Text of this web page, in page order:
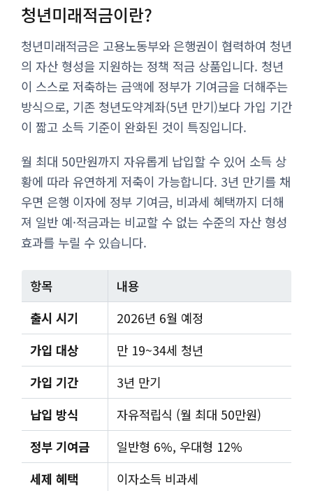
청년미래적금이란?
청년미래적금은 고용노동부와 은행권이 협력하여 청년
의 자산 형성을 지원하는 정책 적금 상품입니다. 청년
이 스스로 저축하는 금액에 정부가 기여금을 더해주는
방식으로, 기존 청년도약계좌(5년 만기)보다 가입 기간
이 짧고 소득 기준이 완화된 것이 특징입니다.
월 최대 50만원까지 자유롭게 납입할 수 있어 소득 상
황에 따라 유연하게 저축이 가능합니다. 3년 만기를 채
우면 은행 이자에 정부 기여금, 비과세 혜택까지 더해
져 일반 예·적금과는 비교할 수 없는 수준의 자산 형성
효과를 누릴 수 있습니다.
항목
내용
출시 시기
2026년 6월 예정
가입 대상
만 19~34세 청년
가입 기간
3년 만기
납입 방식
자유적립식 (월 최대 50만원)
정부 기여금
일반형 6%, 우대형 12%
세제 혜택
이자소득 비과세